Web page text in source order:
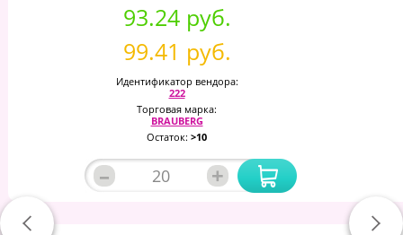
93.24 руб.
99.41 руб.
Идентификатор вендора:
222
Торговая марка:
BRAUBERG
Остаток: >10
– +